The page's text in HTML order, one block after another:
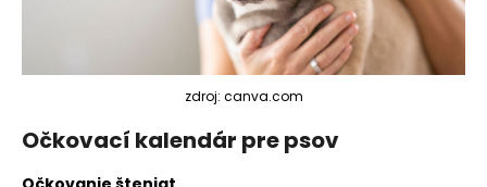
zdroj: canva.com
Očkovací kalendár pre psov